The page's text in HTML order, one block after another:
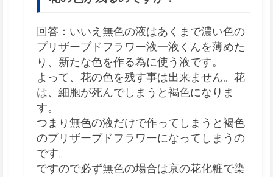
回答：いいえ無色の液はあくまで濃い色の
プリザーブドフラワー液一液くんを薄めた
り、新たな色を作る為に使う液です。
よって、花の色を残す事は出来ません。花
は、細胞が死んでしまうと褐色になりま
す。
つまり無色の液だけで作ってしまうと褐色
のプリザーブドフラワーになってしまうの
です。
ですので必ず無色の場合は京の花化粧で染